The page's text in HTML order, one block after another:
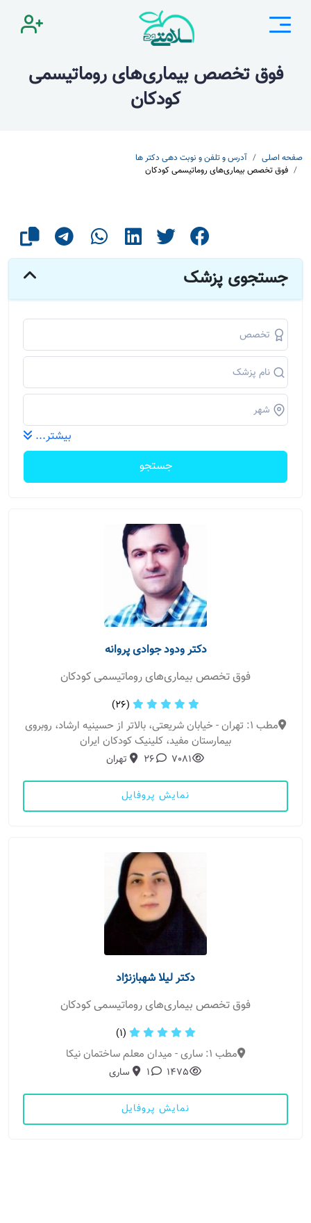
فوق تخصص بیماری‌های روماتیسمی
کودکان
صفحه اصلی
آدرس و تلفن و نوبت دهی دکتر ها
فوق تخصص بیماری‌های روماتیسمی کودکان
جستجوی پزشک
بیشتر...
جستجو
دکتر ودود جوادی پروانه
فوق تخصص بیماری‌های روماتیسمی کودکان
(26)
مطب 1: تهران - خیابان شریعتی، بالاتر از حسینیه ارشاد، روبروی
بیمارستان مفید، کلینیک کودکان ایران
7081
26 تهران
نمایش پروفایل
دکتر لیلا شهبازنژاد
فوق تخصص بیماری‌های روماتیسمی کودکان
(1)
مطب 1: ساری - میدان معلم ساختمان نیکا
1475
1 ساری
نمایش پروفایل